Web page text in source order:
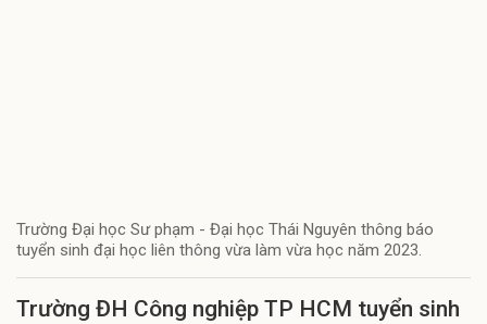
Trường Đại học Sư phạm - Đại học Thái Nguyên thông báo
tuyển sinh đại học liên thông vừa làm vừa học năm 2023.
Trường ĐH Công nghiệp TP HCM tuyển sinh